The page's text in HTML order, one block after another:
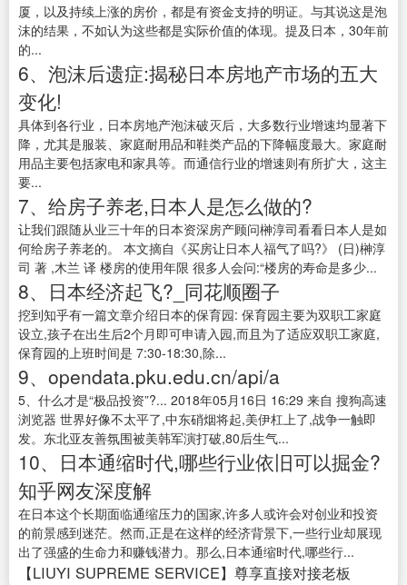
厦，以及持续上涨的房价，都是有资金支持的明证。与其说这是泡
沫的结果，不如认为这些都是实际价值的体现。提及日本，30年前
的...
6、泡沫后遗症:揭秘日本房地产市场的五大
变化!
具体到各行业，日本房地产泡沫破灭后，大多数行业增速均显著下
降，尤其是服装、家庭耐用品和鞋类产品的下降幅度最大。家庭耐
用品主要包括家电和家具等。而通信行业的增速则有所扩大，这主
要...
7、给房子养老,日本人是怎么做的?
让我们跟随从业三十年的日本资深房产顾问榊淳司看看日本人是如
何给房子养老的。 本文摘自《买房让日本人福气了吗?》 (日)榊淳
司 著 ,木兰 译 楼房的使用年限 很多人会问:“楼房的寿命是多少...
8、日本经济起飞?_同花顺圈子
挖到知乎有一篇文章介绍日本的保育园: 保育园主要为双职工家庭
设立,孩子在出生后2个月即可申请入园,而且为了适应双职工家庭,
保育园的上班时间是 7:30-18:30,除...
9、opendata.pku.edu.cn/api/a
5、什么才是“极品投资”?... 2018年05月16日 16:29 来自 搜狗高速
浏览器 世界好像不太平了,中东硝烟将起,美伊杠上了,战争一触即
发。东北亚友善氛围被美韩军演打破,80后生气...
10、日本通缩时代,哪些行业依旧可以掘金?
知乎网友深度解
在日本这个长期面临通缩压力的国家,许多人或许会对创业和投资
的前景感到迷茫。然而,正是在这样的经济背景下,一些行业却展现
出了强盛的生命力和赚钱潜力。那么,日本通缩时代,哪些行...
【LIUYI SUPREME SERVICE】尊享直接对接老板